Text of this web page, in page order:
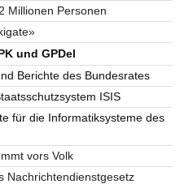
Millionen Personen
und GPDel
Berichte des Bundesrates
ISIS
für die Informatiksysteme des
vors Volk
Nachrichtendienstgesetz